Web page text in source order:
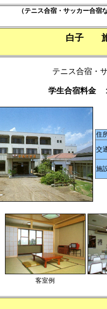
（テニス合宿・サッカー合
白子
テニス合宿・
学生合宿料金
住
交
施
客室例